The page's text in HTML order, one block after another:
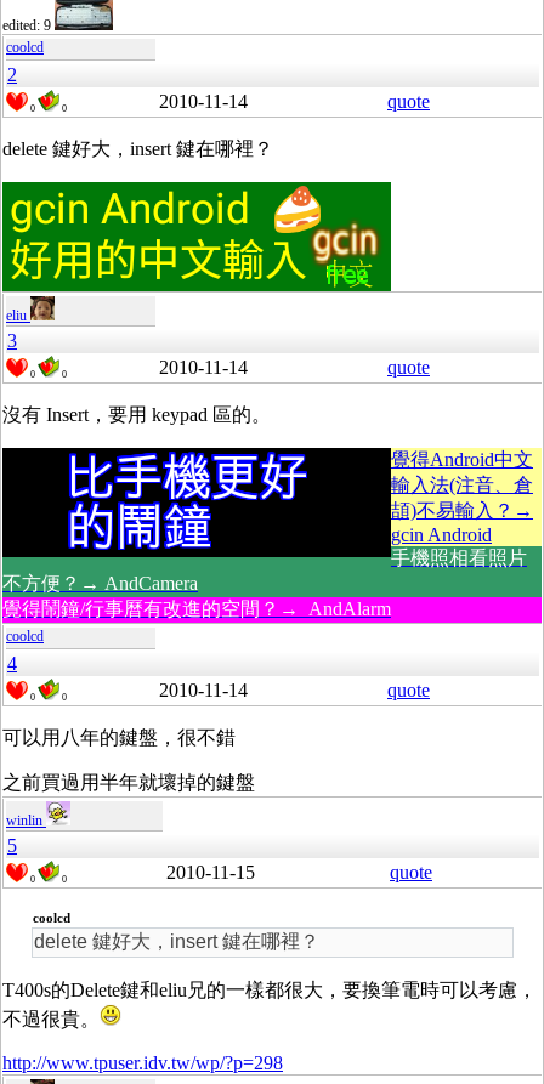
edited: 9
coolcd
2
0 0 2010-11-14 quote
delete 鍵好大，insert 鍵在哪裡？
eliu
3
0 0 2010-11-14 quote
沒有 Insert，要用 keypad 區的。
覺得Android中文
輸入法(注音、倉
頡)不易輸入？→
gcin Android
手機照相看照片
不方便？→ AndCamera
覺得鬧鐘/行事曆有改進的空間？→ AndAlarm
coolcd
4
0 0 2010-11-14 quote
可以用八年的鍵盤，很不錯
之前買過用半年就壞掉的鍵盤
winlin
5
0 0 2010-11-15 quote
coolcd
delete 鍵好大，insert 鍵在哪裡？
T400s的Delete鍵和eliu兄的一樣都很大，要換筆電時可以考慮，
不過很貴。
http://www.tpuser.idv.tw/wp/?p=298